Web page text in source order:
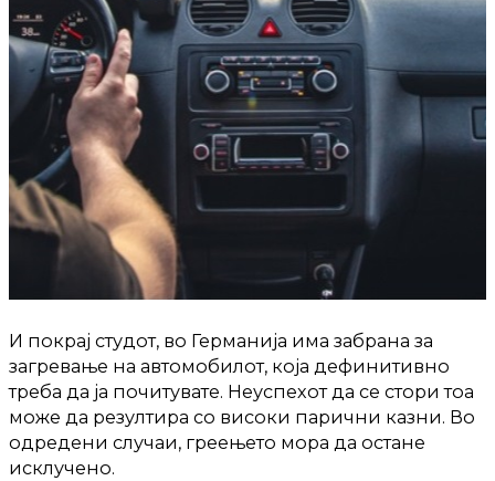
И покрај студот, во Германија има забрана за
загревање на автомобилот, која дефинитивно
треба да ја почитувате. Неуспехот да се стори тоа
може да резултира со високи парични казни. Во
одредени случаи, греењето мора да остане
исклучено.